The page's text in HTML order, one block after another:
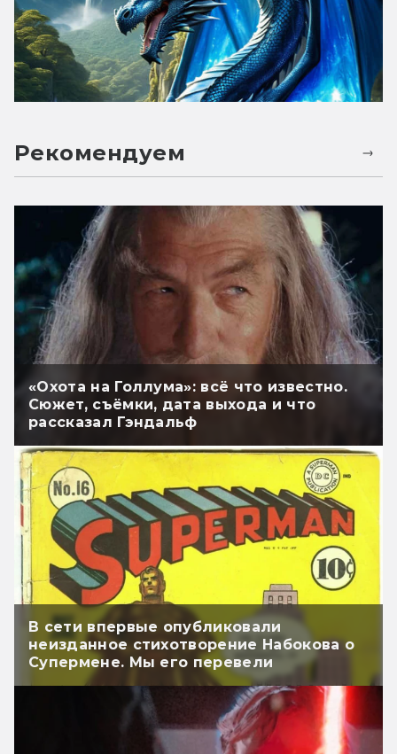
Рекомендуем
«Охота на Голлума»: всё что известно.
Сюжет, съёмки, дата выхода и что
рассказал Гэндальф
В сети впервые опубликовали
неизданное стихотворение Набокова о
Супермене. Мы его перевели